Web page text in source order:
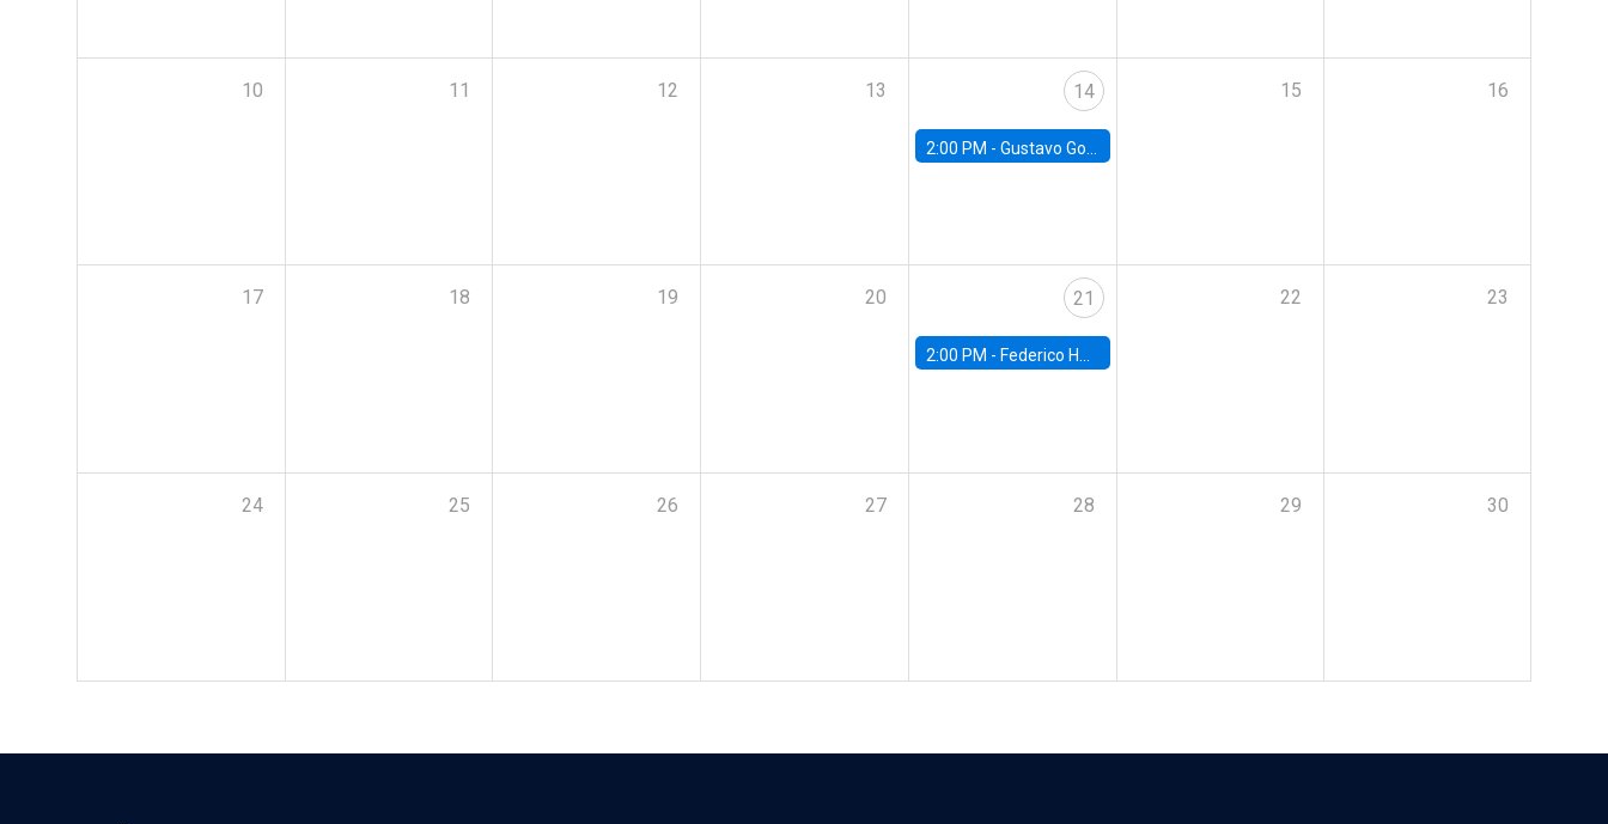
10 11 12 13 14
2:00 PM - Gustavo González - Banco Central de Chile
15 16
17 18 19 20 21
2:00 PM - Federico Huneeus - Banco Central de Chile
22 23
24 25 26 27 28 29 30